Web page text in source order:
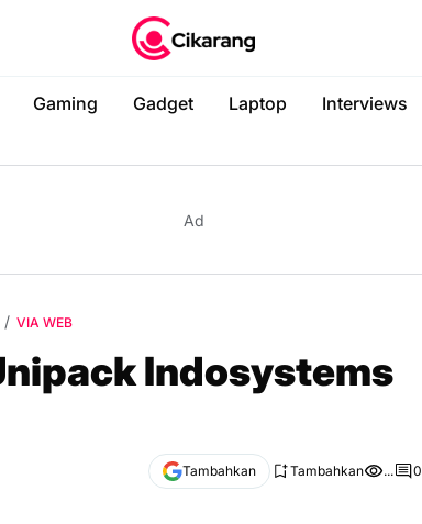
Gaming Gadget Laptop Interviews
Ad
VIA WEB
Indosystems
Tambahkan Tambahkan ... 0